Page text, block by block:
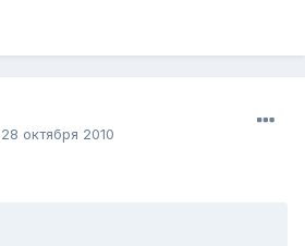
28 октября 2010